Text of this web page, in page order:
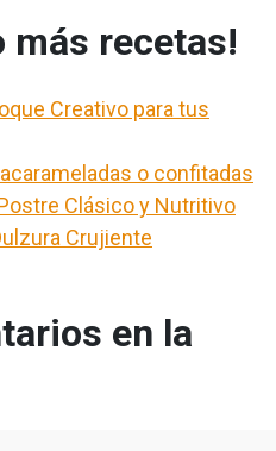
más recetas!
Creativo para tus
o confitadas
Clásico y Nutritivo
Crujiente
en la